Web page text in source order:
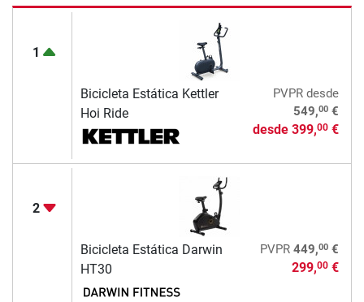
1
Bicicleta Estática Kettler
Hoi Ride
PVPRdesde
549,00€
desde 399,00€
2
Bicicleta Estática Darwin
HT30
PVPR 449,00€
299,00€